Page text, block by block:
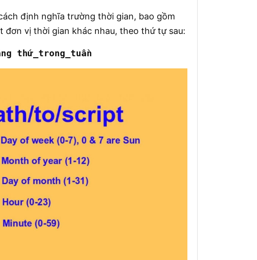
định nghĩa trường thời gian, bao gồm
vị thời gian khác nhau, theo thứ tự sau:
thứ_trong_tuần